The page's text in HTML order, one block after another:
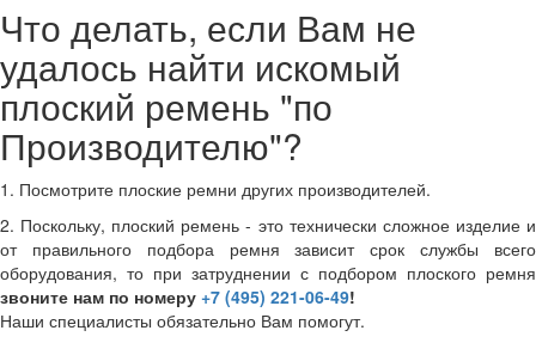
Что делать, если Вам не
удалось найти искомый
плоский ремень "по
Производителю"?
1. Посмотрите плоские ремни других производителей.
2. Поскольку, плоский ремень - это технически сложное изделие и
от правильного подбора ремня зависит срок службы всего
оборудования, то при затруднении с подбором плоского ремня
звоните нам по номеру +7 (495) 221-06-49!
Наши специалисты обязательно Вам помогут.